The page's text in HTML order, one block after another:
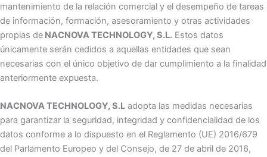
mantenimiento de la relación comercial y el desempeño de tareas
de información, formación, asesoramiento y otras actividades
propias de NACNOVA TECHNOLOGY, S.L. Estos datos
únicamente serán cedidos a aquellas entidades que sean
necesarias con el único objetivo de dar cumplimiento a la finalidad
anteriormente expuesta.
NACNOVA TECHNOLOGY, S.L adopta las medidas necesarias
para garantizar la seguridad, integridad y confidencialidad de los
datos conforme a lo dispuesto en el Reglamento (UE) 2016/679
del Parlamento Europeo y del Consejo, de 27 de abril de 2016,